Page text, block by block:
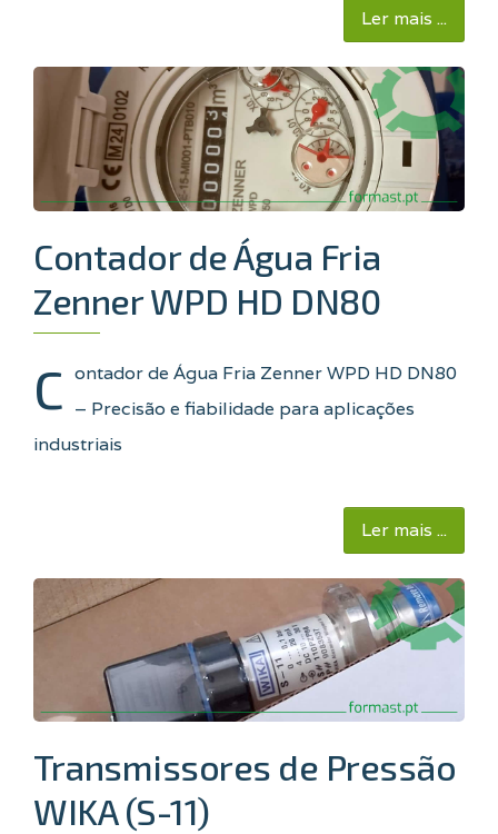
Ler mais ...
Contador de Água Fria
Zenner WPD HD DN80
C ontador de Água Fria Zenner WPD HD DN80
– Precisão e fiabilidade para aplicações
industriais
Ler mais ...
Transmissores de Pressão
WIKA (S-11)